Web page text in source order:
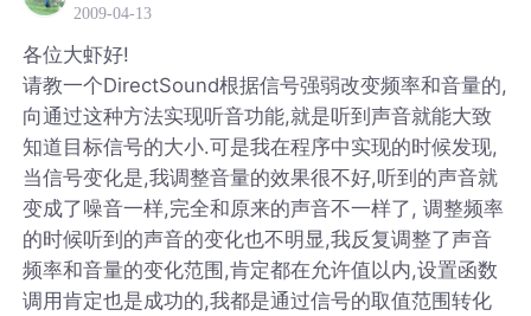
2009-04-13
各位大虾好!
请教一个DirectSound根据信号强弱改变频率和音量的,
向通过这种方法实现听音功能,就是听到声音就能大致
知道目标信号的大小.可是我在程序中实现的时候发现,
当信号变化是,我调整音量的效果很不好,听到的声音就
变成了噪音一样,完全和原来的声音不一样了, 调整频率
的时候听到的声音的变化也不明显,我反复调整了声音
频率和音量的变化范围,肯定都在允许值以内,设置函数
调用肯定也是成功的,我都是通过信号的取值范围转化